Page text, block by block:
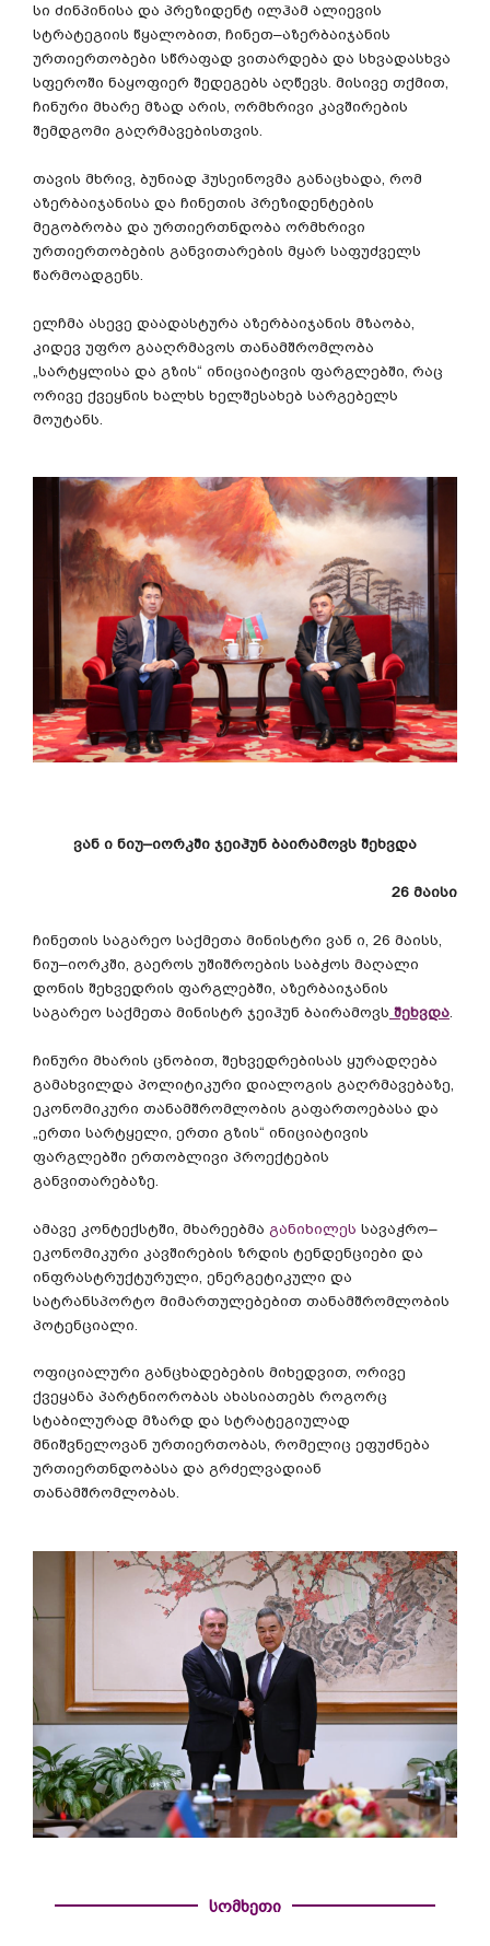
სი ძინპინისა და პრეზიდენტ ილჰამ ალიევის
სტრატეგიის წყალობით ჩინეთ–აზერბაიჯანის
ურთიერთობები სწრაფად ვითარდება და სხვადასხვა
სფეროში ნაყოფიერ შედეგებს აღწევს მისივე თქმით
ჩინური მხარე მზად არის ორმხრივი კავშირების
შემდგომი გაღრმავებისთვის
თავის მხრივ ბუნიად ჰუსეინოვმა განაცხადა რომ
აზერბაიჯანისა და ჩინეთის პრეზიდენტების
მეგობრობა და ურთიერთნდობა ორმხრივი
ურთიერთობების განვითარების მყარ საფუძველს
წარმოადგენს
ელჩმა ასევე დაადასტურა აზერბაიჯანის მზაობა
კიდევ უფრო გააღრმავოს თანამშრომლობა
სარტყლისა და გზის“ ინიციატივის ფარგლებში რაც
ორივე ქვეყნის ხალხს ხელშესახებ სარგებელს
მოუტანს
ვან ი ნიუ–იორკში ჯეიჰუნ ბაირამოვს შეხვდა
26 მაისი
ჩინეთის საგარეო საქმეთა მინისტრი ვან ი , 26 მაისს
ნიუ–იორკში გაეროს უშიშროების საბჭოს მაღალი
დონის შეხვედრის ფარგლებში აზერბაიჯანის
საგარეო საქმეთა მინისტრ ჯეიჰუნ ბაირამოვს შეხვდა
ჩინური მხარის ცნობით შეხვედრებისას ყურადღება
გამახვილდა პოლიტიკური დიალოგის გაღრმავებაზე
ეკონომიკური თანამშრომლობის გაფართოებასა და
ერთი სარტყელი ერთი გზის“ ინიციატივის
ფარგლებში ერთობლივი პროექტების
განვითარებაზე
ამავე კონტექსტში მხარეებმა განიხილეს სავაჭრო–
ეკონომიკური კავშირების ზრდის ტენდენციები და
ინფრასტრუქტურული ენერგეტიკული და
სატრანსპორტო მიმართულებებით თანამშრომლობის
პოტენციალი
ოფიციალური განცხადებების მიხედვით, ორივე
ქვეყანა პარტნიორობას ახასიათებს როგორც
სტაბილურად მზარდ და სტრატეგიულად
მნიშვნელოვან ურთიერთობას, რომელიც ეფუძნება
ურთიერთნდობასა და გრძელვადიან
თანამშრომლობას.
სომხეთი